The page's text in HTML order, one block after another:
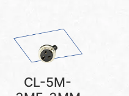
CL-5M-